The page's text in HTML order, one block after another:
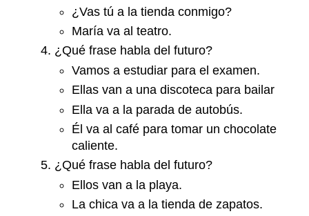
¿Vas tú a la tienda conmigo?
María va al teatro.
¿Qué frase habla del futuro?
Vamos a estudiar para el examen.
Ellas van a una discoteca para bailar
Ella va a la parada de autobús.
Él va al café para tomar un chocolate
caliente.
¿Qué frase habla del futuro?
Ellos van a la playa.
La chica va a la tienda de zapatos.